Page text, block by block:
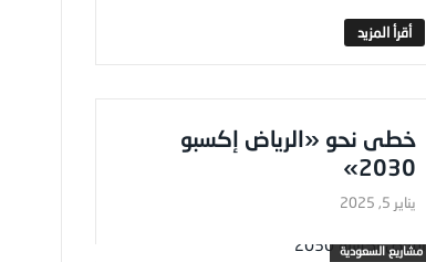
‎أقرأ المزيد
خطى نحو «الرياض إكسبو
2030»
يناير 5, 2025
مشاريع السعودية